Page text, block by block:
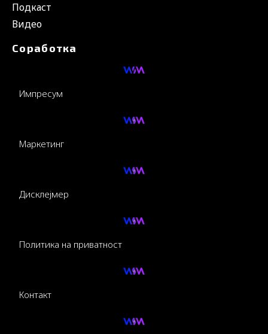
Подкаст
Видео
Соработка
Импресум
Маркетинг
Дисклејмер
Политика на приватност
Контакт